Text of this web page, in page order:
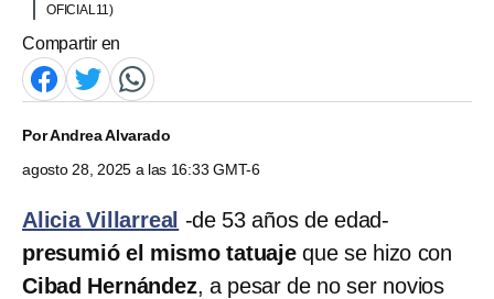
OFICIAL11)
Compartir en
PorAndrea Alvarado
agosto 28, 2025 a las 16:33 GMT-6
Alicia Villarreal -de 53 años de edad-
presumió el mismo tatuajeque se hizo con
Cibad Hernández, a pesar de no ser novios